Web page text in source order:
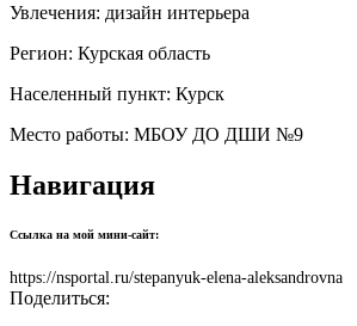
Увлечения: дизайн интерьера
Регион: Курская область
Населенный пункт: Курск
Место работы: МБОУ ДО ДШИ №9
Навигация
Ссылка на мой мини-сайт:
https://nsportal.ru/stepanyuk-elena-aleksandrovna
Поделиться: